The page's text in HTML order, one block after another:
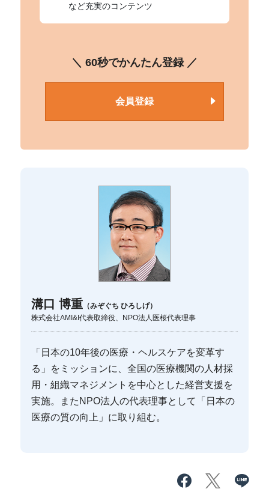
など充実のコンテンツ
＼ 60秒でかんたん登録 ／
会員登録
溝口 博重 （みぞぐち ひろしげ）
株式会社AMI&I代表取締役、NPO法人医桜代表理事
「日本の10年後の医療・ヘルスケアを変革す
る」をミッションに、全国の医療機関の人材採
用・組織マネジメントを中心とした経営支援を
実施。またNPO法人の代表理事として「日本の
医療の質の向上」に取り組む。